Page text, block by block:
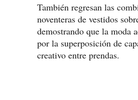
También regresan las
noventeras de vestidos
demostrando que la moda
por la superposición de
creativo entre prendas.